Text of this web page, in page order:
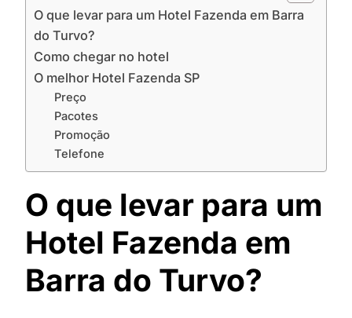
O que levar para um Hotel Fazenda em Barra
do Turvo?
Como chegar no hotel
O melhor Hotel Fazenda SP
Preço
Pacotes
Promoção
Telefone
O que levar para um
Hotel Fazenda em
Barra do Turvo?